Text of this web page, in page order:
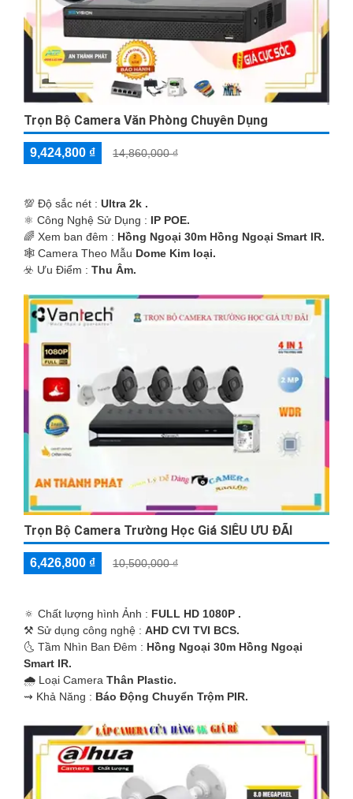
Trọn Bộ Camera Văn Phòng Chuyên Dụng
9,424,800 ₫ 14,860,000 ₫
💯 Độ sắc nét : Ultra 2k .
⚛️ Công Nghệ Sử Dụng : IP POE.
🌈 Xem ban đêm : Hồng Ngoại 30m Hồng Ngoại Smart IR.
🕸️ Camera Theo Mẫu Dome Kim loại.
️☣️ Ưu Điểm : Thu Âm.
Trọn Bộ Camera Trường Học Giá SIÊU ƯU ĐÃI
6,426,800 ₫ 10,500,000 ₫
🔅 Chất lượng hình Ảnh : FULL HD 1080P .
⚒ Sử dụng công nghệ : AHD CVI TVI BCS.
🌜 Tầm Nhìn Ban Đêm : Hồng Ngoại 30m Hồng Ngoại
Smart IR.
🌧️ Loại Camera Thân Plastic.
️⇝ Khả Năng : Báo Động Chuyển Trộm PIR.